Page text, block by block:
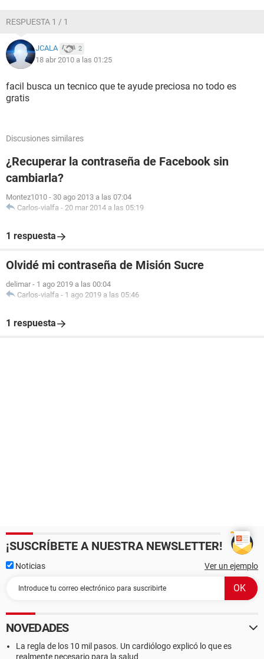
RESPUESTA 1 / 1
JCALA 2
18 abr 2010 a las 01:25
facil busca un tecnico que te ayude preciosa no todo es
gratis
Discusiones similares
¿Recuperar la contraseña de Facebook sin
cambiarla?
Montez1010 - 30 ago 2013 a las 07:04
Carlos-vialfa - 20 mar 2014 a las 05:19
1 respuesta
Olvidé mi contraseña de Misión Sucre
delimar - 1 ago 2019 a las 00:04
Carlos-vialfa - 1 ago 2019 a las 05:46
1 respuesta
¡SUSCRÍBETE A NUESTRA NEWSLETTER!
Noticias Ver un ejemplo
NOVEDADES
La regla de los 10 mil pasos. Un cardiólogo explicó lo que es
realmente necesario para la salud